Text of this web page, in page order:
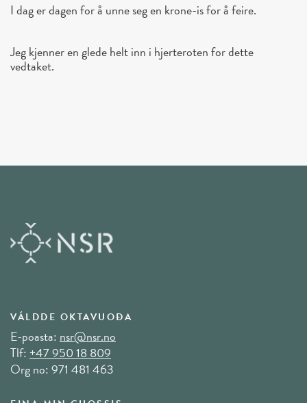
I dag er dagen for å unne seg en krone-is for å feire.
Jeg kjenner en glede helt inn i hjerteroten for dette
vedtaket.
VÁLDDE OKTAVUOĐA
E-poasta:nsr@nsr.no
Tlf:+47 950 18 809
Org no: 971 481 463